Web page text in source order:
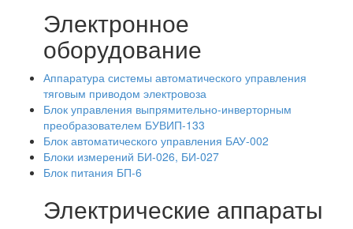
Электронное
оборудование
Аппаратура системы автоматического управления
тяговым приводом электровоза
Блок управления выпрямительно-инверторным
преобразователем БУВИП-133
Блок автоматического управления БАУ-002
Блоки измерений БИ-026, БИ-027
Блок питания БП-6
Электрические аппараты